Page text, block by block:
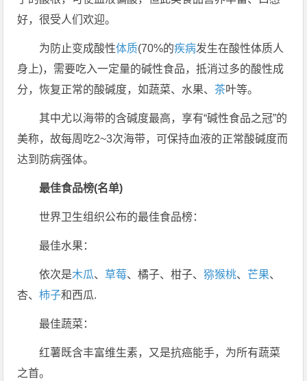
好，很受人们欢迎。
为防止变成酸性体质(70%的疾病发生在酸性体质人
身上)，需要吃入一定量的碱性食品，抵消过多的酸性成
分，恢复正常的酸碱度，如蔬菜、水果、茶叶等。
其中尤以海带的含碱度最高，享有“碱性食品之冠”的
美称，故每周吃2~3次海带，可保持血液的正常酸碱度而
达到防病强体。
最佳食品榜(名单)
世界卫生组织公布的最佳食品榜：
最佳水果：
依次是木瓜、 草莓、橘子、柑子、猕猴桃、 芒果、
杏、柿子和西瓜.
最佳蔬菜：
红薯既含丰富维生素，又是抗癌能手，为所有蔬菜
之首。